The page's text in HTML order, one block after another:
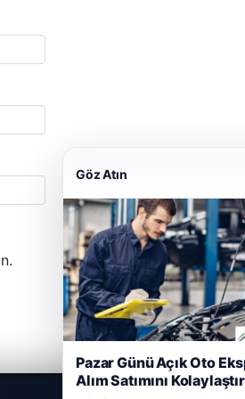
Göz Atın
Pazar Günü Açık Oto
Alım Satımını